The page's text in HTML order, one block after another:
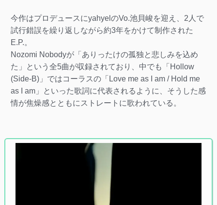
今作はプロデュースにyahyelのVo.池貝峻を迎え、2人で
試行錯誤を繰り返しながら約3年をかけて制作された
E.P.。
Nozomi Nobodyが「ありったけの孤独と悲しみを込め
た」という全5曲が収録されており、中でも「Hollow
(Side-B)」ではコーラスの「Love me as I am / Hold me
as I am」といった歌詞に代表されるように、そうした感
情が焦燥感とともにストレートに歌われている。